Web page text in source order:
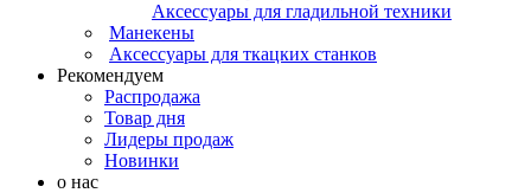
Аксессуары для гладильной техники
Манекены
Аксессуары для ткацких станков
Рекомендуем
Распродажа
Товар дня
Лидеры продаж
Новинки
о нас